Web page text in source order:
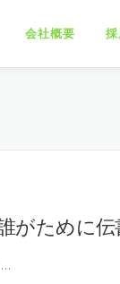
会社概要 採
がために伝
…